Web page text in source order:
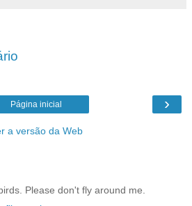
›
Página inicial
a versão da Web
Please don't fly around me.